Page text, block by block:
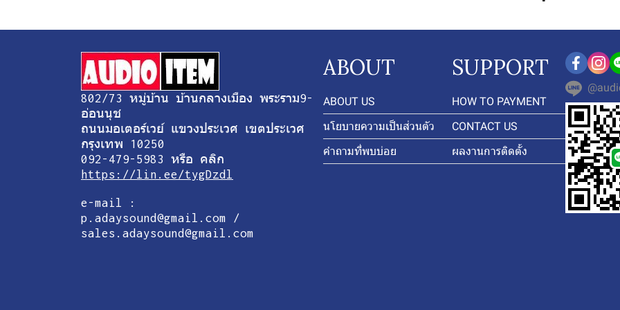
802/73 หมู่บ้าน บ้านกลางเมือง พระราม9-
อ่อนนุช
ถนนมอเตอร์เวย์ แขวงประเวศ เขตประเวศ
กรุงเทพ 10250
092-479-5983 หรือ คลิก
https://lin.ee/tygDzdl
e-mail :
p.adaysound@gmail.com /
sales.adaysound@gmail.com
ABOUT
ABOUT US
นโยบายความเป็นส่วนตัว
คำถามที่พบบ่อย
SUPPORT
HOW TO PAYMENT
CONTACT US
ผลงานการติดตั้ง